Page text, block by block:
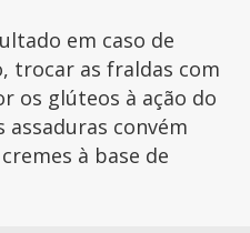
em caso de
trocar as fraldas com
os glúteos à ação do
assaduras convém
à base de